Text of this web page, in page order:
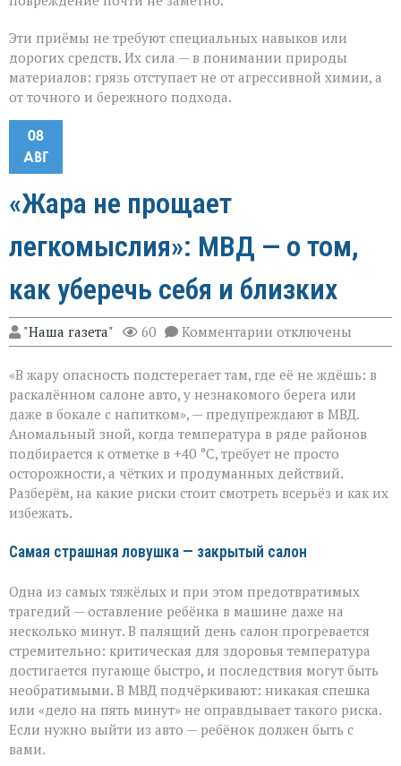
Эти приёмы не требуют специальных навыков или
дорогих средств. Их сила — в понимании природы
материалов: грязь отступает не от агрессивной химии, а
от точного и бережного подхода.
08
АВГ
«Жара не прощает
легкомыслия»: МВД — о том,
как уберечь себя и близких
"Наша газета" 60 Комментарии к
записи
не
прощает
легкомыслия»:
МВД — о
том,
как
уберечь
себя
и
отключены
«В жару опасность подстерегает там, где её не ждёшь: в
раскалённом салоне авто, у незнакомого берега или
даже в бокале с напитком», — предупреждают в МВД.
Аномальный зной, когда температура в ряде районов
подбирается к отметке в +40 °C, требует не просто
осторожности, а чётких и продуманных действий.
Разберём, на какие риски стоит смотреть всерьёз и как их
избежать.
Самая страшная ловушка — закрытый салон
Одна из самых тяжёлых и при этом предотвратимых
трагедий — оставление ребёнка в машине даже на
несколько минут. В палящий день салон прогревается
стремительно: критическая для здоровья температура
достигается пугающе быстро, и последствия могут быть
необратимыми. В МВД подчёркивают: никакая спешка
или «дело на пять минут» не оправдывает такого риска.
Если нужно выйти из авто — ребёнок должен быть с
вами.